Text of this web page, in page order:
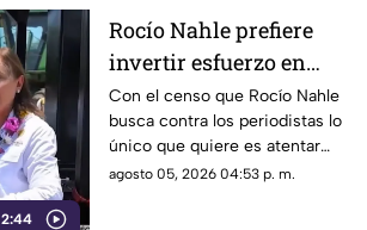
2:44
Rocío Nahle prefiere
invertir esfuerzo en
censar a periodistas
antes que en
protegerlos de la
violencia
Con el censo que Rocío Nahle
busca contra los periodistas lo
único que quiere es atentar
contra la libertad de expresión,
agosto 05, 2026 04:53 p. m.